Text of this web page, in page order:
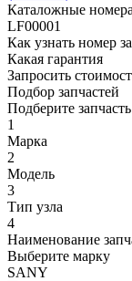
Каталожные
LF00001
Как узнать номер
Какая гарантия
Запросить
Подбор запчастей
Подберите
1
Марка
2
Модель
3
Тип узла
4
Наименование
Выберите марку
SANY